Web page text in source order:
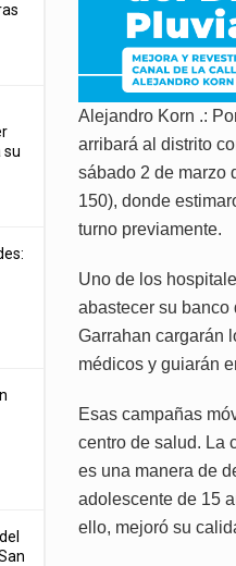
su
Alejandro Korn .:
arribará al distrito
sábado 2 de marzo
150), donde
turno previamente.
Uno de los
abastecer su banco
Garrahan cargarán
médicos y guiarán
Esas campañas
centro de salud. La
es una manera de
adolescente de 15
ello, mejoró su